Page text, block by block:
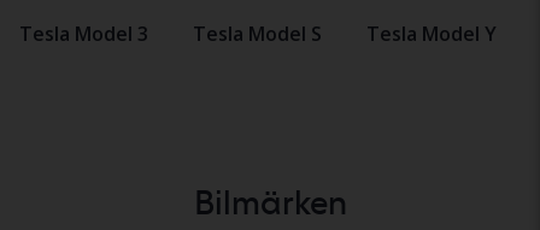
Tesla Model 3 Tesla Model S Tesla Model Y
Bilmärken